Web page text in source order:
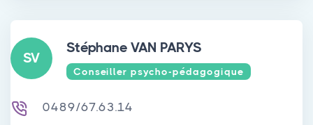
SV
Stéphane VAN PARYS
Conseiller psycho-pédagogique
0489/67.63.14